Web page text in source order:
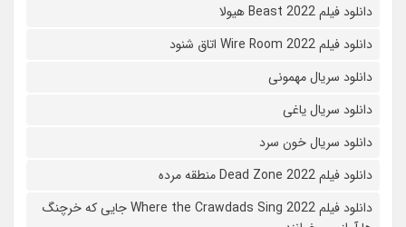
دانلود فیلم Beast 2022 هیولا
دانلود فیلم Wire Room 2022 اتاق شنود
دانلود سریال مهمونی
دانلود سریال یاغی
دانلود سریال خون سرد
دانلود فیلم 2022 Dead Zone منطقه مرده
دانلود فیلم Where the Crawdads Sing 2022 جایی که خرچنگ